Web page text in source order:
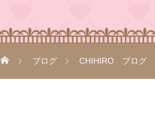
ブログ CHIHIRO ブログ